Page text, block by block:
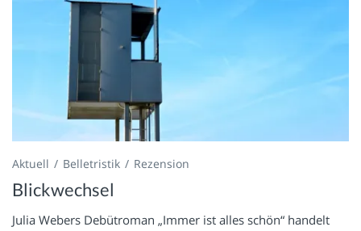
Aktuell Belletristik Rezension
Blickwechsel
Julia Webers Debütroman „Immer ist alles schön“ handelt